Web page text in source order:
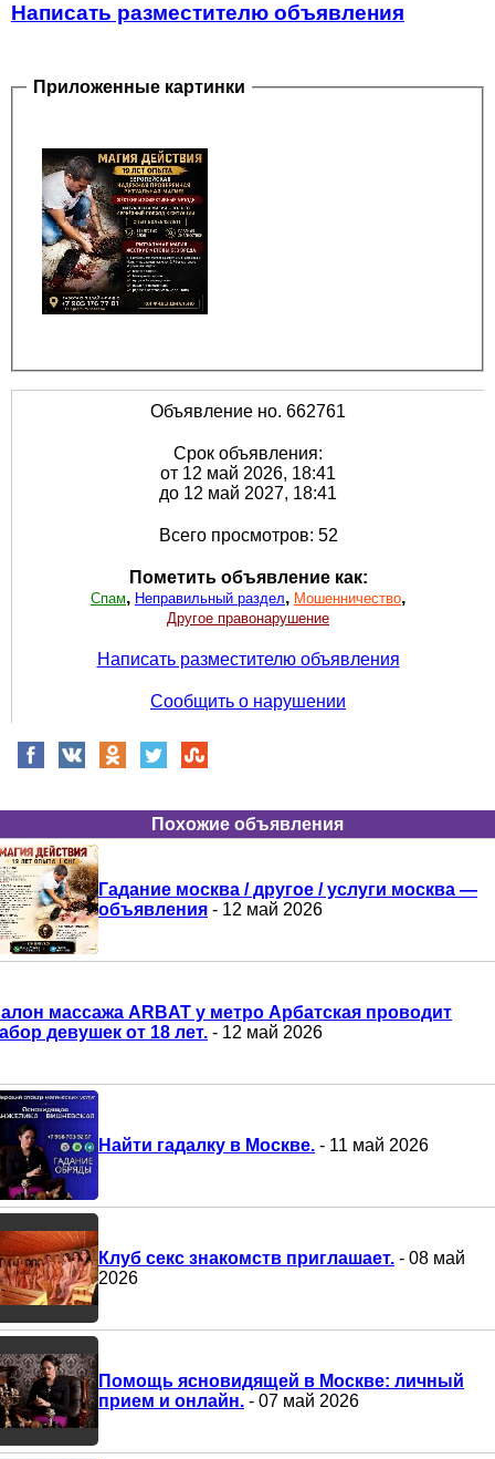
Написать разместителю объявления
Приложенные картинки
Объявление но. 662761
Срок объявления:
от 12 май 2026, 18:41
до 12 май 2027, 18:41
Всего просмотров: 52
Пометить объявление как:
Спам, Неправильный раздел, Мошенничество,
Другое правонарушение
Написать разместителю объявления
Сообщить о нарушении
Похожие объявления
Гадание москва / другое / услуги москва —
объявления - 12 май 2026
массажа ARBAT у метро Арбатская проводит
девушек от 18 лет. - 12 май 2026
Найти гадалку в Москве. - 11 май 2026
Клуб секс знакомств приглашает. - 08 май
2026
Помощь ясновидящей в Москве: личный
прием и онлайн. - 07 май 2026